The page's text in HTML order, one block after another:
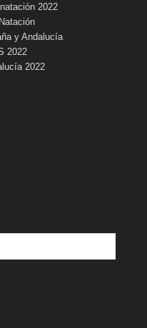
2022
y Andalucía
2022
2022